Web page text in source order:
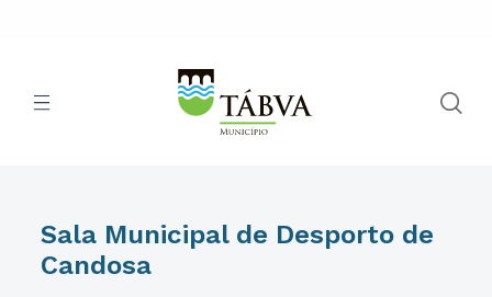
Sala Municipal de Desporto de
Candosa